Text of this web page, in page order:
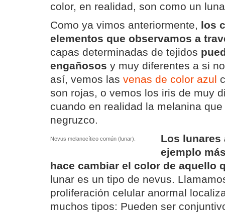
color, en realidad, son como un
Como ya vimos anteriormente, los
elementos que observamos a
capas determinadas de tejidos
engañosos y muy diferentes a si
así, vemos las venas de color azul
son rojas, o vemos los iris de muy
cuando en realidad la melanina
negruzco.
Nevus melanocítico común (lunar).
Los lunares
ejemplo
hace cambiar el color de aquello
lunar es un tipo de nevus.
proliferación celular anormal
muchos tipos: Pueden ser